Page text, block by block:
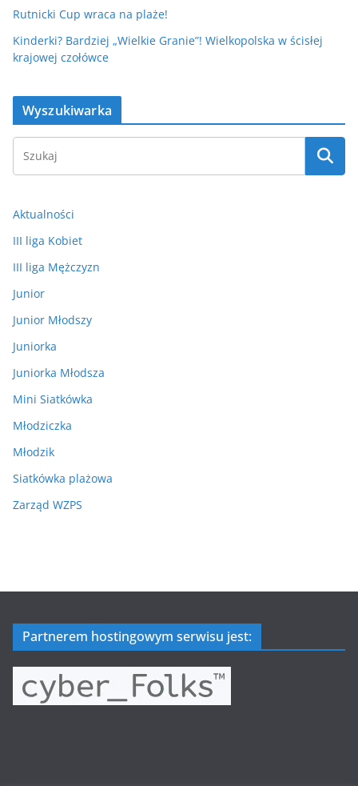
Rutnicki Cup wraca na plaże!
Kinderki? Bardziej „Wielkie Granie”! Wielkopolska w ścisłej
krajowej czołówce
Wyszukiwarka
Aktualności
III liga Kobiet
III liga Mężczyzn
Junior
Junior Młodszy
Juniorka
Juniorka Młodsza
Mini Siatkówka
Młodziczka
Młodzik
Siatkówka plażowa
Zarząd WZPS
Partnerem hostingowym serwisu jest: